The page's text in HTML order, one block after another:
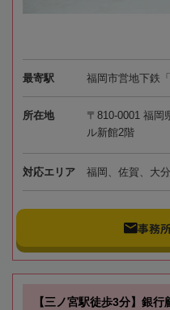
最寄駅 福岡市営地下鉄
所在地
〒810-0001 福
ル新館2階
対応エリア 福岡、佐賀、大
事務
【三ノ宮駅徒歩3分】銀